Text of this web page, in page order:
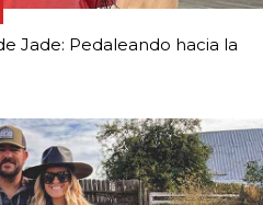
Jade: Pedaleando hacia la